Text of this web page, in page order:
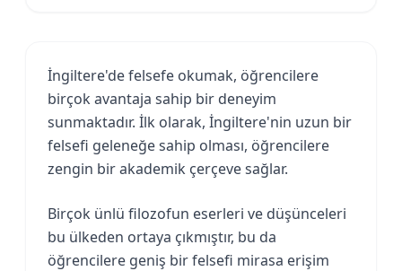
İngiltere'de felsefe okumak, öğrencilere
birçok avantaja sahip bir deneyim
sunmaktadır. İlk olarak, İngiltere'nin uzun bir
felsefi geleneğe sahip olması, öğrencilere
zengin bir akademik çerçeve sağlar.
Birçok ünlü filozofun eserleri ve düşünceleri
bu ülkeden ortaya çıkmıştır, bu da
öğrencilere geniş bir felsefi mirasa erişim